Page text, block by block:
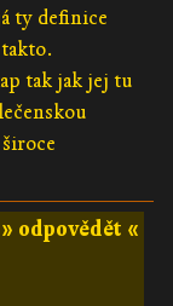
ty definice
tak jak jej tu
» odpovědět «